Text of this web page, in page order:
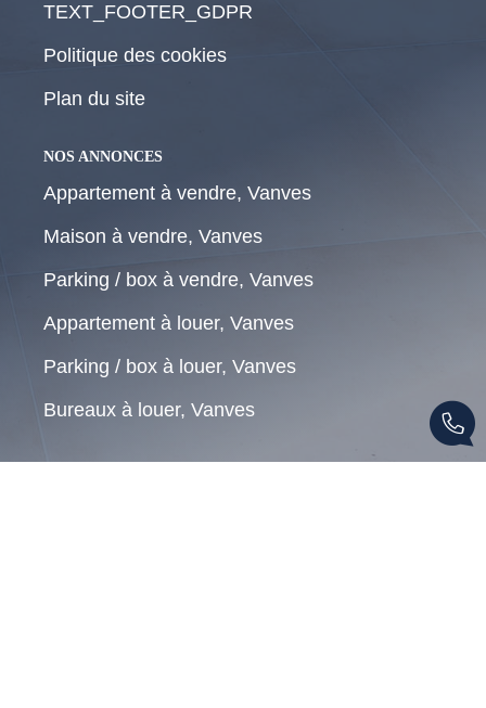
TEXT_FOOTER_GDPR
Politique des cookies
Plan du site
NOS ANNONCES
Appartement à vendre, Vanves
Maison à vendre, Vanves
Parking / box à vendre, Vanves
Appartement à louer, Vanves
Parking / box à louer, Vanves
Bureaux à louer, Vanves